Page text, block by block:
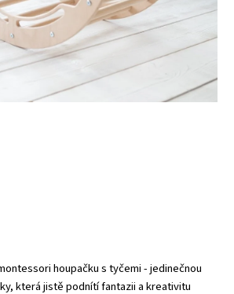
houpačku s tyčemi - jedinečnou
která jistě podnítí fantazii a kreativitu